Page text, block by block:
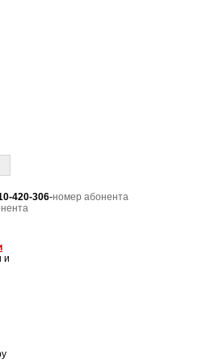
420-306-номер абонента
и